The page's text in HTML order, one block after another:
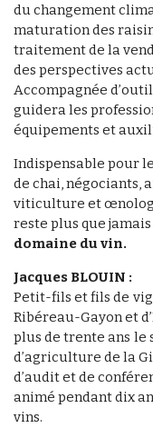
du changement
maturation des
traitement de la
des perspectives
Accompagnée
guidera les
équipements et
Indispensable pour
de chai, négociants,
viticulture et
reste plus que jamais
domaine du vin.
Jacques BLOUIN :
Petit-fils et fils de
Ribéreau-Gayon et
plus de trente ans le
d’agriculture de la
d’audit et de
animé pendant dix
vins.